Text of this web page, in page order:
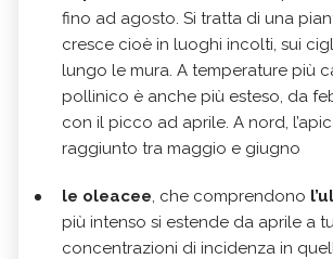
fino ad agosto. Si tratta di una
cresce cioè in luoghi incolti, sui
lungo le mura. A temperature più
pollinico è anche più esteso, da
con il picco ad aprile. A nord,
raggiunto tra maggio e giugno
le oleacee, che comprendono
più intenso si estende da aprile a
concentrazioni di incidenza in